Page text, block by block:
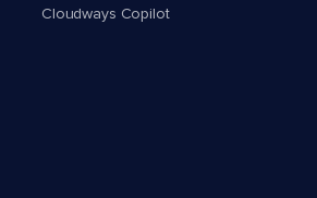
Cloudways Copilot